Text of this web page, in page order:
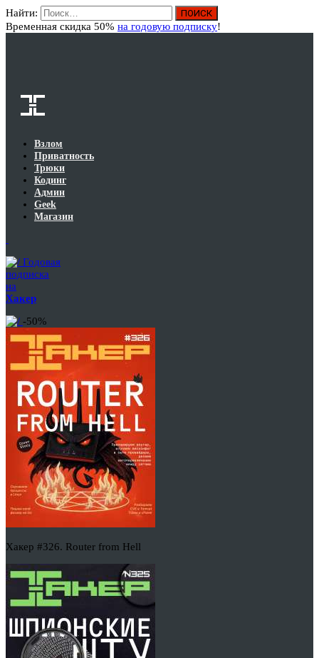
Найти:
Временная скидка 50% на годовую подписку!
Взлом
Приватность
Трюки
Кодинг
Админ
Geek
Магазин
Годовая
подписка
на
Хакер
-50%
Хакер #326. Router from Hell